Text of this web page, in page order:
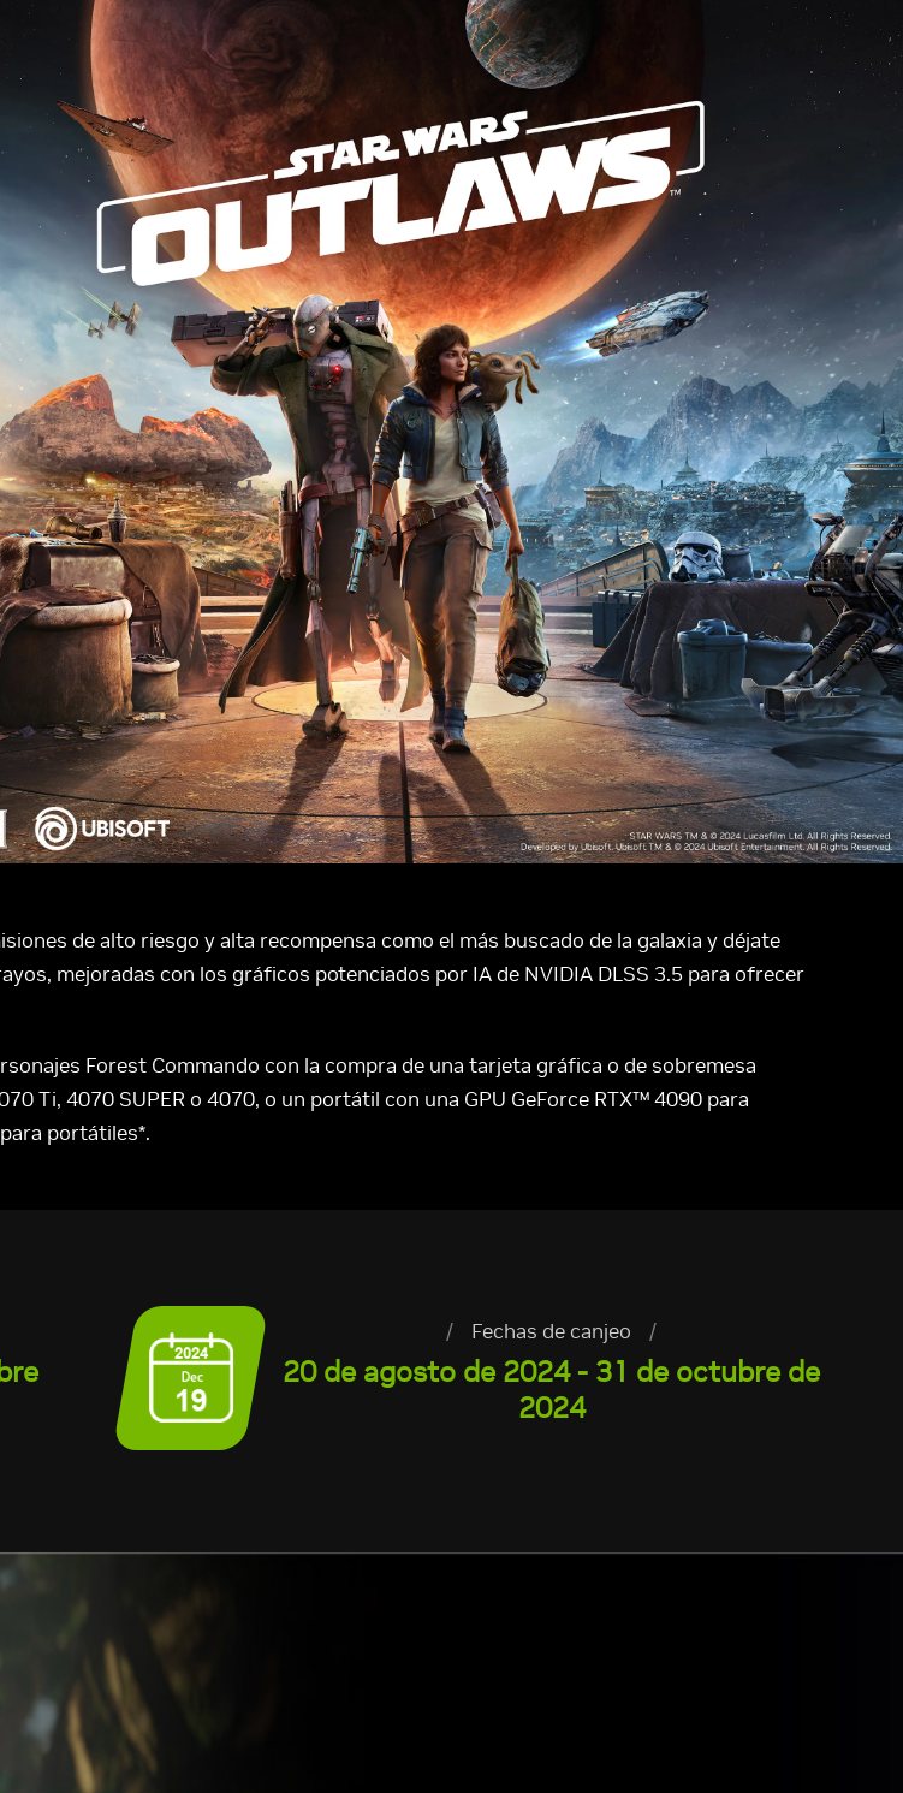
de alto riesgo y alta recompensa como el más buscado de la galaxia y déjate
mejoradas con los gráficos potenciados por IA de NVIDIA DLSS 3.5 para ofrecer
Forest Commando con la compra de una tarjeta gráfica o de sobremesa
Ti, 4070 SUPER o 4070, o un portátil con una GPU GeForce RTX™ 4090 para
portátiles*.
/ Fechas de canjeo /
20 de agosto de 2024 - 31 de octubre de
2024